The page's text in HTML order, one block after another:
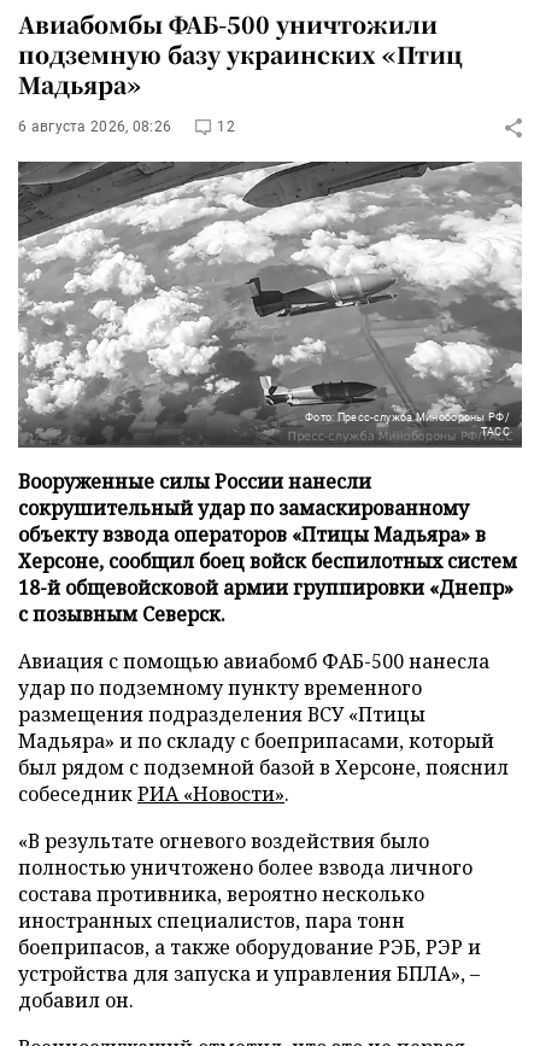
Авиабомбы ФАБ-500 уничтожили
подземную базу украинских «Птиц
Мадьяра»
6 августа 2026, 08:26 12
Фото: Пресс-служба Минобороны РФ/
ТАСС
Вооруженные силы России нанесли
сокрушительный удар по замаскированному
объекту взвода операторов «Птицы Мадьяра» в
Херсоне, сообщил боец войск беспилотных систем
18-й общевойсковой армии группировки «Днепр»
с позывным Северск.
Авиация с помощью авиабомб ФАБ-500 нанесла
удар по подземному пункту временного
размещения подразделения ВСУ «Птицы
Мадьяра» и по складу с боеприпасами, который
был рядом с подземной базой в Херсоне, пояснил
собеседникРИА «Новости».
«В результате огневого воздействия было
полностью уничтожено более взвода личного
состава противника, вероятно несколько
иностранных специалистов, пара тонн
боеприпасов, а также оборудование РЭБ, РЭР и
устройства для запуска и управления БПЛА», –
добавил он.